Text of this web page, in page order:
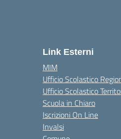
Link Esterni
MIM
Ufficio Scolastico
Ufficio Scolastico
Scuola in Chiaro
Iscrizioni On Line
Invalsi